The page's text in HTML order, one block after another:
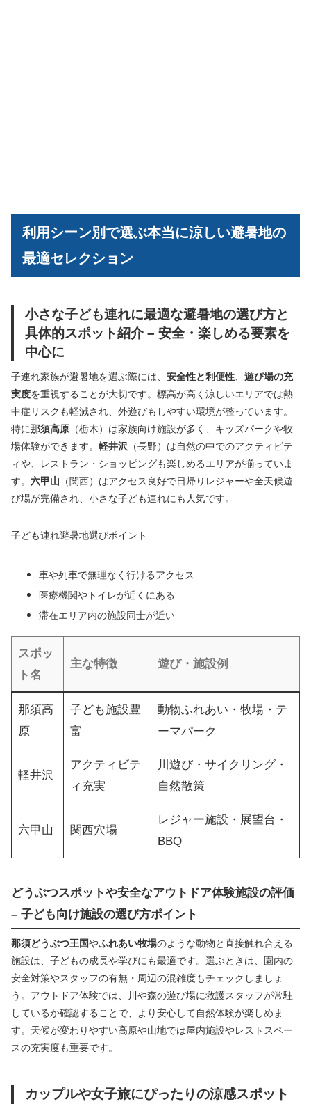
利用シーン別で選ぶ本当に涼しい避暑地の
最適セレクション
小さな子ども連れに最適な避暑地の選び方と
具体的スポット紹介 – 安全・楽しめる要素を
中心に
子連れ家族が避暑地を選ぶ際には、 安全性と利便性
遊び場の充
実度を重視することが大切です。標高が高く涼しいエリアでは熱
中症リスクも軽減され、外遊びもしやすい環境が整っています。
特に那須高原 （栃木）は家族向け施設が多く、キッズパークや牧
場体験ができます。 軽井沢 （長野）は自然の中でのアクティビテ
ィや、レストラン・ショッピングも楽しめるエリアが揃っていま
す。 六甲山 （関西）はアクセス良好で日帰りレジャーや全天候遊
び場が完備され、小さな子ども連れにも人気です。
子ども連れ避暑地選びポイント
車や列車で無理なく行けるアクセス
医療機関やトイレが近くにある
滞在エリア内の施設同士が近い
スポッ
ト名
主な特徴 遊び・施設例
那須高
原
子ども施設豊
富
動物ふれあい・牧場・テ
ーマパーク
軽井沢
アクティビテ
ィ充実
川遊び・サイクリング・
自然散策
六甲山 関西穴場
レジャー施設・展望台・
BBQ
どうぶつスポットや安全なアウトドア体験施設の評価
– 子ども向け施設の選び方ポイント
那須どうぶつ王国やふれあい牧場のような動物と直接触れ合える
施設は、子どもの成長や学びにも最適です。選ぶときは、園内の
安全対策やスタッフの有無・周辺の混雑度もチェックしましょ
う。アウトドア体験では、川や森の遊び場に救護スタッフが常駐
しているか確認することで、より安心して自然体験が楽しめま
す。天候が変わりやすい高原や山地では屋内施設やレストスペー
スの充実度も重要です。
カップルや女子旅にぴったりの涼感スポット